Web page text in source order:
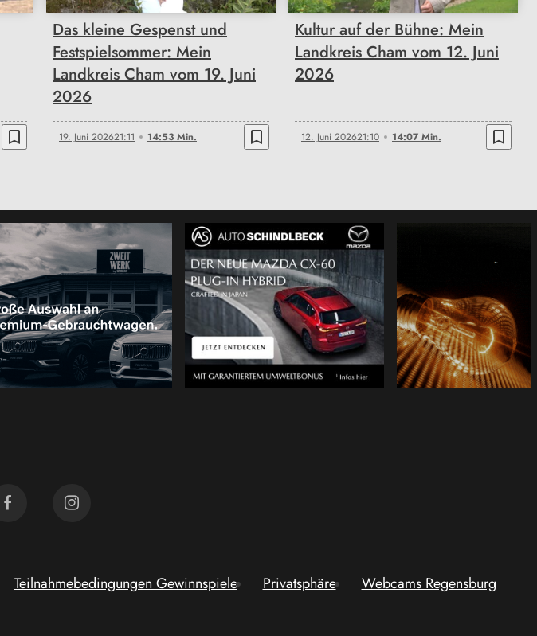
bookmark_border
Das kleine Gespenst und
Festspielsommer: Mein
Landkreis Cham vom 19. Juni
2026
19. Juni 202621:11 14:53 Min. bookmark_border
Kultur auf der Bühne: Mein
Landkreis Cham vom 12. Juni
2026
12. Juni 202621:10 14:07 Min. bookmark_border
Teilnahmebedingungen Gewinnspiele Privatsphäre Webcams Regensburg